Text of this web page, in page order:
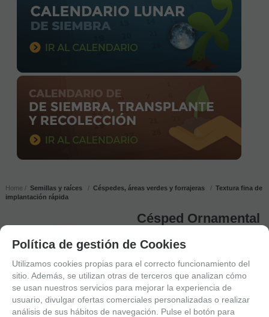
Home Semillas y raíces Céspedes, áreas verdes y forrajeras
Textura fina de
implantación rápida
Césped Ornamental
Césped ORNAMENTAL
Fino y rápido
EN STOCK Entrega 24/48 h
Política de gestión de Cookies
Utilizamos cookies propias para el correcto funcionamiento del
sitio. Además, se utilizan otras de terceros que analizan cómo
se usan nuestros servicios para mejorar la experiencia de
usuario, divulgar ofertas comerciales personalizadas o realizar
análisis de sus hábitos de navegación. Pulse el botón para